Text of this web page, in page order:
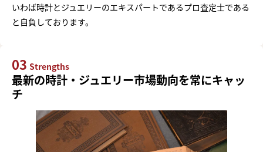
いわば時計とジュエリーのエキスパートであるプロ査定士である
と自負しております。
03 Strengths
最新の時計・ジュエリー市場動向を常にキャッ
チ